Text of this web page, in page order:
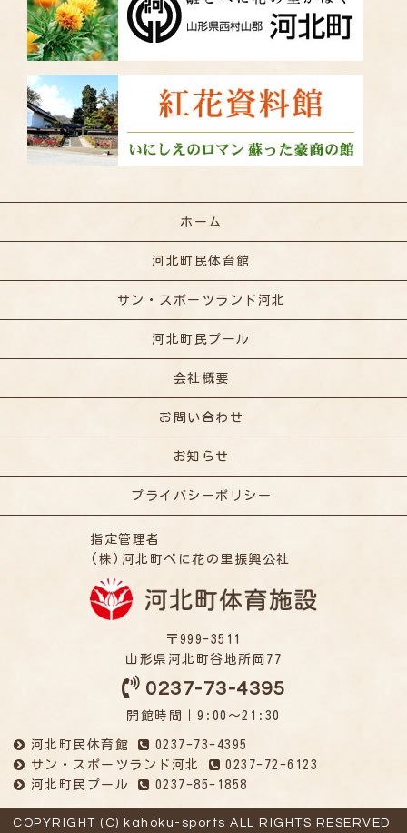
ホーム
河北町民体育館
サン・スポーツランド河北
河北町民プール
会社概要
お問い合わせ
お知らせ
プライバシーポリシー
指定管理者
(株)河北町べに花の里振興公社
〒999-3511
山形県河北町谷地所岡77
0237-73-4395
開館時間｜9:00～21:30
河北町民体育館
0237-73-4395
サン・スポーツランド河北
0237-72-6123
河北町民プール
0237-85-1858
COPYRIGHT (C) kahoku-sports ALL RIGHTS RESERVED.